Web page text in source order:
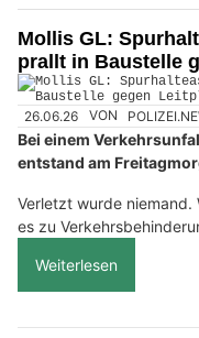
Mollis GL:
prallt in Baustelle
26.06.26 VON
Bei einem
entstand am
Verletzt wurde niemand.
es zu
Weiterlesen